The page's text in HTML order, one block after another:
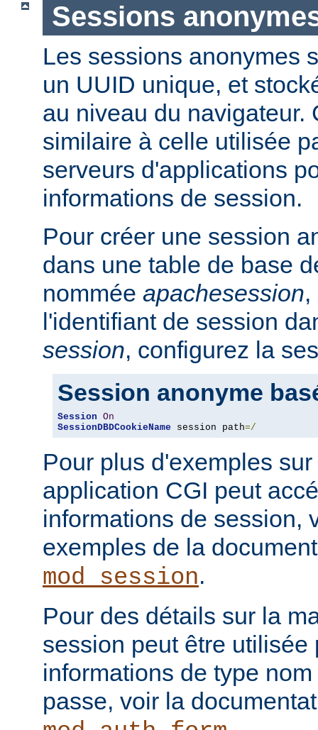
Sessions
Les sessions anonymes
un UUID unique, et
au niveau du navigateur.
similaire à celle utilisée
serveurs d'applications
informations de session.
Pour créer une session
dans une table de base
nommée apachesession
l'identifiant de session
session, configurez la
Session anonyme
Session On
SessionDBDCookieName session path=/
Pour plus d'exemples
application CGI peut
informations de session,
exemples de la
mod_session.
Pour des détails sur la
session peut être utilisée
informations de type
passe, voir la